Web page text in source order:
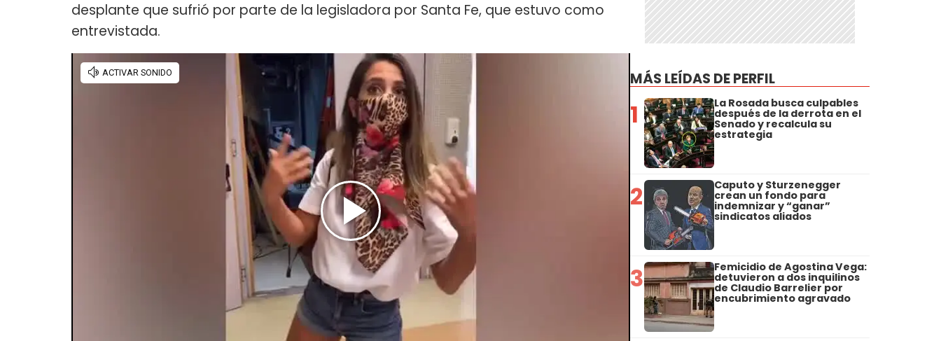
desplante que sufrió por parte de la legisladora por Santa Fe, que estuvo como
entrevistada.
MÁS LEÍDAS DE PERFIL
1 La Rosada busca culpables
después de la derrota en el
Senado y recalcula su
estrategia
2 Caputo y Sturzenegger
crean un fondo para
indemnizar y “ganar”
sindicatos aliados
3 Femicidio de Agostina Vega:
detuvieron a dos inquilinos
de Claudio Barrelier por
encubrimiento agravado